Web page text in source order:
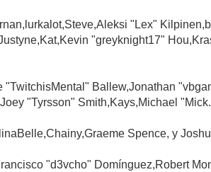
"Lex"
"greyknight17"
"TwitchisMental" Ballew,Jonathan
"Tyrsson" Smith,Kays,Michael
Spence, y
"d3vcho" Domínguez,Robert